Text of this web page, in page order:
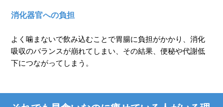
消化器官への負担
よく噛まないで飲み込むことで胃腸に負担がかかり、消化
吸収のバランスが崩れてしまい、その結果、便秘や代謝低
下につながってしまう。